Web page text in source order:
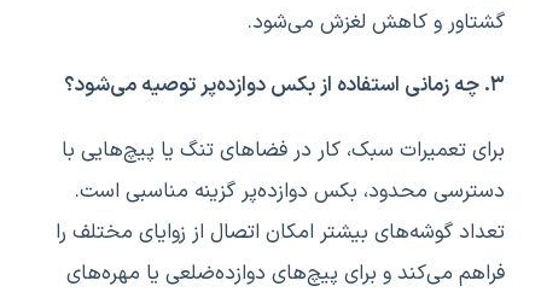
گشتاور و کاهش لغزش می‌شود.
۳. چه زمانی استفاده از بکس دوازده‌پر توصیه می‌شود؟
برای تعمیرات سبک، کار در فضاهای تنگ یا پیچ‌هایی با
دسترسی محدود، بکس دوازده‌پر گزینه مناسبی است.
تعداد گوشه‌های بیشتر امکان اتصال از زوایای مختلف را
فراهم می‌کند و برای پیچ‌های دوازده‌ضلعی یا مهره‌های